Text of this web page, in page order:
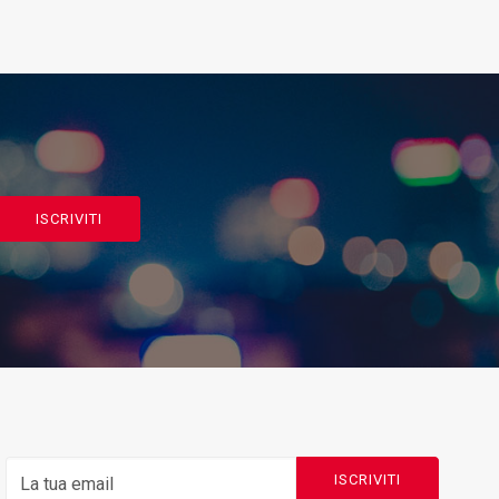
ISCRIVITI
ISCRIVITI